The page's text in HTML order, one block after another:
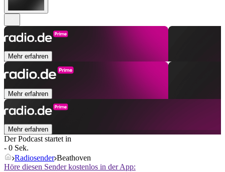
Mehr erfahren
Mehr erfahren
Mehr erfahren
Der Podcast startet in
- 0 Sek.
Radiosender Beathoven
Höre diesen Sender kostenlos in der App: